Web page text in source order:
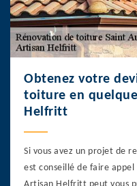
Obtenez votre
toiture en
Helfritt
Si vous avez un projet de
est conseillé de faire